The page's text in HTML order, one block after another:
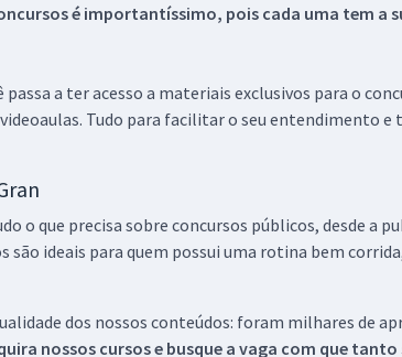
é importantíssimo, pois cada uma tem a
passa a ter acesso a materiais exclusivos para o
Tudo para facilitar o seu entendimento
o que precisa sobre concursos públicos, desde
são ideais para quem possui uma rotina bem
dos nossos conteúdos: foram milhares de
nossos cursos e busque a vaga com que